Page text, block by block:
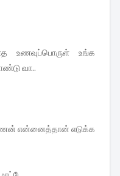
உணவுப்பொருள் உங்க
வா..
என்னைத்தான் எடுக்க